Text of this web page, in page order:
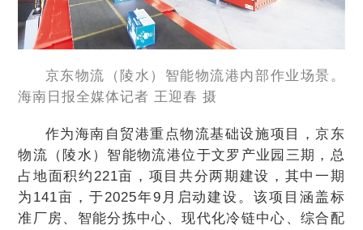
京东物流（陵水）智能物流港内部作业场景。
海南日报全媒体记者 王迎春 摄
作为海南自贸港重点物流基础设施项目，京东
物流（陵水）智能物流港位于文罗产业园三期，总
占地面积约221亩，项目共分两期建设，其中一期
为141亩，于2025年9月启动建设。该项目涵盖标
准厂房、智能分拣中心、现代化冷链中心、综合配